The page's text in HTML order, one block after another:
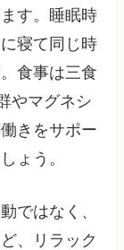
す。睡眠時
寝て同じ時
食事は三食
やマグネシ
きをサポー
ょう。
ではなく、
、リラック